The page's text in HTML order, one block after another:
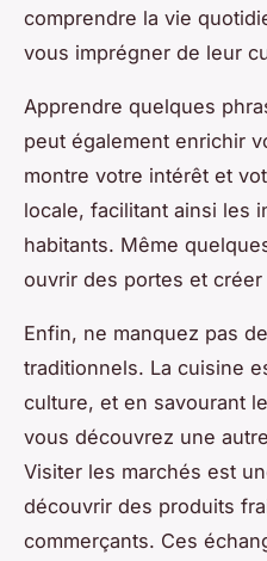
comprendre la vie
vous imprégner de leur
Apprendre quelques
peut également enrichir
montre votre intérêt et
locale, facilitant ainsi les
habitants. Même
ouvrir des portes et
Enfin, ne manquez pas
traditionnels. La cuisine
culture, et en savourant
vous découvrez une
Visiter les marchés est
découvrir des produits
commerçants. Ces